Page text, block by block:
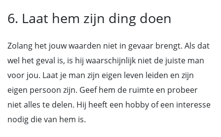
6. Laat hem zijn ding doen
Zolang het jouw waarden niet in gevaar brengt. Als dat
wel het geval is, is hij waarschijnlijk niet de juiste man
voor jou. Laat je man zijn eigen leven leiden en zijn
eigen persoon zijn. Geef hem de ruimte en probeer
niet alles te delen. Hij heeft een hobby of een interesse
nodig die van hem is.